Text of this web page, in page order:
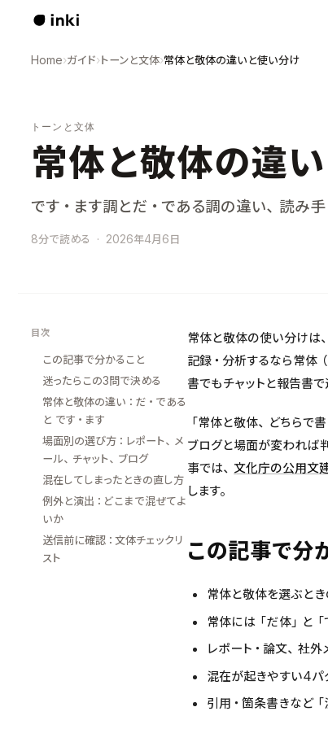
Home›ガイド›トーンと文体›常体と敬体の違いと使い分け
トーンと文体
常体と敬体の違
です・ます調とだ・である調の違い、読み
8分で読める · 2026年4月6日
目次
この記事で分かること
迷ったらこの3問で決める
常体と敬体の違い：だ・である
と です・ます
場面別の選び方：レポート、メ
ール、チャット、ブログ
混在してしまったときの直し方
例外と演出：どこまで混ぜてよ
いか
送信前に確認：文体チェックリ
スト
常体と敬体の使い分けは
記録・分析するなら常体
書でもチャットと報告書で
「常体と敬体、どちらで
ブログと場面が変われば
事では、 文化庁の公用文
します。
この記事で分
常体と敬体を選ぶと
常体には「だ体」と
レポート・論文、社
混在が起きやすい4パ
引用・箇条書きなど